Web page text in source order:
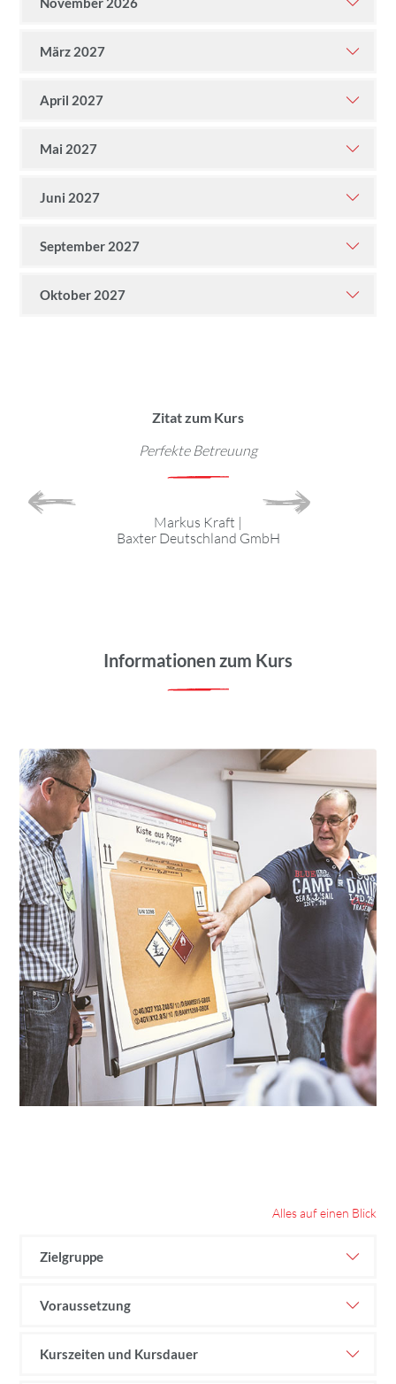
März 2027
April 2027
Mai 2027
Juni 2027
September 2027
Oktober 2027
Zitat zum Kurs
Perfekte Betreuung
Markus Kraft |
Baxter Deutschland GmbH
Informationen zum Kurs
Alles auf einen Blick
Zielgruppe
Voraussetzung
Kurszeiten und Kursdauer